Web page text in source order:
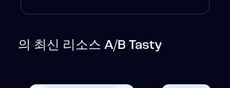
의 최신 리소스 A/B Tasty